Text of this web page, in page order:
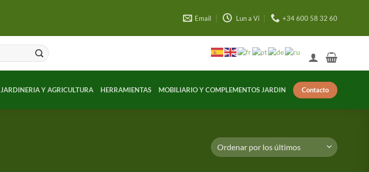
Email Lun a Vi +34 600 58 32 60
JARDINERIA Y AGRICULTURA HERRAMIENTAS MOBILIARIO Y COMPLEMENTOS JARDIN Contacto